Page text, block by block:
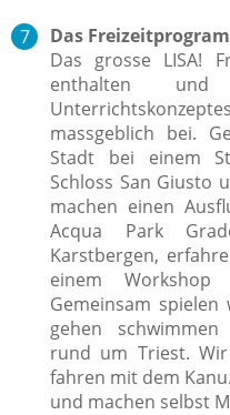
Das
Das grosse LISA!
enthalten
massgeblich bei.
Stadt bei einem
Schloss San Giusto
machen einen
Acqua Park
Karstbergen,
einem
Gemeinsam
gehen
rund um Triest.
fahren mit dem
und machen selbst